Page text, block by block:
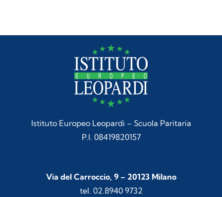
Istituto Europeo Leopardi – Scuola Paritaria
P.I. 08419820157
Via del Carroccio, 9 – 20123 Milano
tel. 02.8940 9732